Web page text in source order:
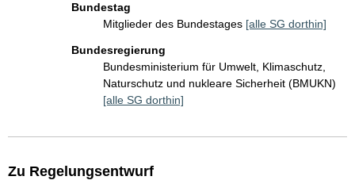
Bundestag
Mitglieder des Bundestages [alle SG dorthin]
Bundesregierung
Bundesministerium für Umwelt, Klimaschutz,
Naturschutz und nukleare Sicherheit (BMUKN)
[alle SG dorthin]
Zu Regelungsentwurf